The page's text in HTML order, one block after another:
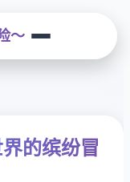
～
的缤纷冒